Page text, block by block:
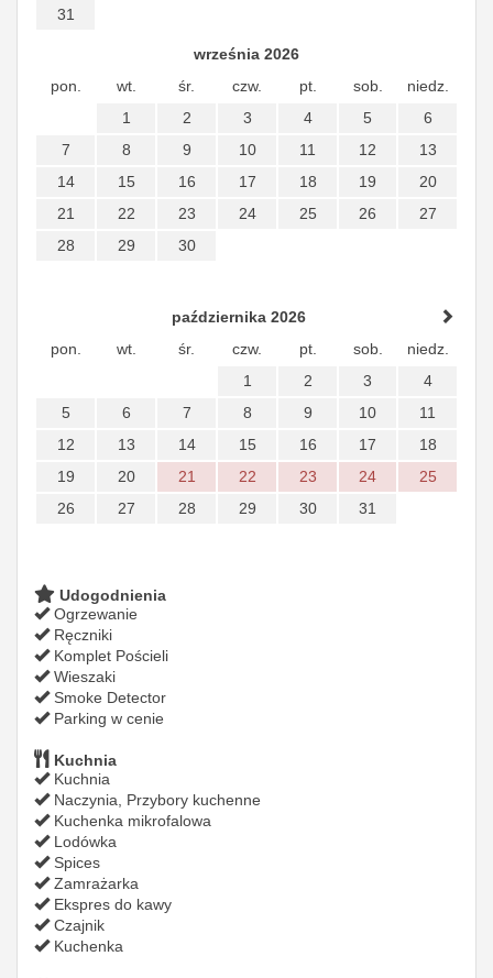
31
września 2026
pon.
wt. śr. czw. pt. sob.
niedz.
1
2 3 4 5
6
7
8 9 10 11 12
13
14
15 16 17 18 19
20
21
22 23 24 25 26
27
28
29 30
października 2026
pon.
wt. śr. czw. pt. sob.
niedz.
1
2 3
4
5
6 7 8 9 10
11
12
13 14 15 16 17
18
19
20 21 22 23 24
25
26
27 28 29 30 31
Udogodnienia
Ogrzewanie
Ręczniki
Komplet Pościeli
Wieszaki
Smoke Detector
Parking w cenie
Kuchnia
Kuchnia
Naczynia, Przybory kuchenne
Kuchenka mikrofalowa
Lodówka
Spices
Zamrażarka
Ekspres do kawy
Czajnik
Kuchenka